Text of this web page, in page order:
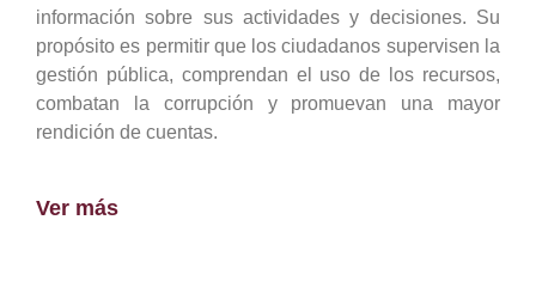
información sobre sus actividades y decisiones. Su
propósito es permitir que los ciudadanos supervisen la
gestión pública, comprendan el uso de los recursos,
combatan la corrupción y promuevan una mayor
rendición de cuentas.
Ver más